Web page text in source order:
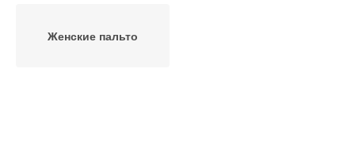
Женские пальто